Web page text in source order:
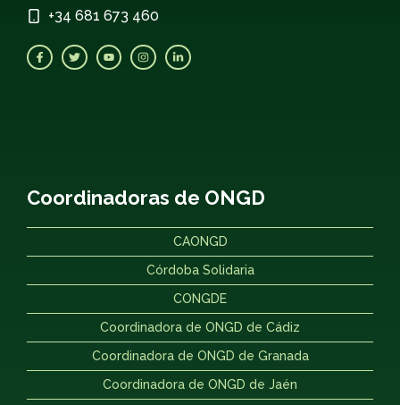
+34 681 673 460
Coordinadoras de ONGD
CAONGD
Córdoba Solidaria
CONGDE
Coordinadora de ONGD de Cádiz
Coordinadora de ONGD de Granada
Coordinadora de ONGD de Jaén